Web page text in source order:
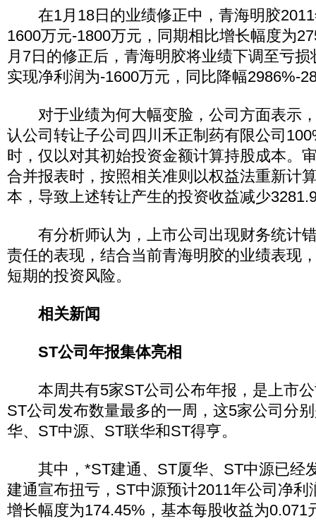
在1月18日的业绩修正中，青海明胶2011
1600万元-1800万元，同期相比增长幅度为
月7日的修正后，青海明胶将业绩下调至亏
实现净利润为-1600万元，同比降幅2986%-
对于业绩为何大幅变脸，公司方面表示
认公司转让子公司四川禾正制药有限公司
时，仅以对其初始投资金额计算持股成本。
合并报表时，按照相关准则以权益法重新计
本，导致上述转让产生的投资收益减少
有分析师认为，上市公司出现财务统计
责任的表现，结合当前青海明胶的业绩表现
短期的投资风险。
相关新闻
ST公司年报集体亮相
本周共有5家ST公司公布年报，是上市公
ST公司发布数量最多的一周，这5家公司分
华、ST中源、ST联华和ST得亨。
其中，*ST建通、ST厦华、ST中源已经
建通宣布扭亏，ST中源预计2011年公司净利
增长幅度为174.45%，基本每股收益为0.071